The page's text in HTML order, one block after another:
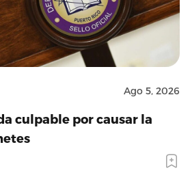
Ago 5, 2026
culpable por causar la